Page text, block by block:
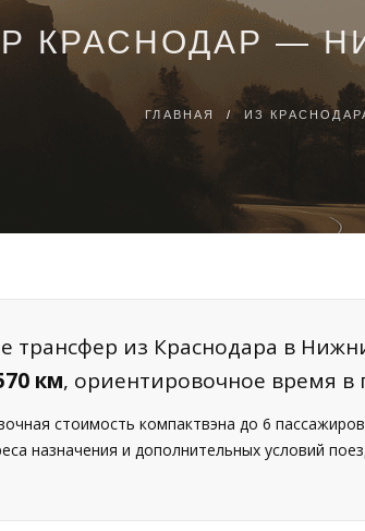
КРАСНОДАР —
ГЛАВНАЯ / ИЗ
трансфер из Краснодара в
км, ориентировочное время в
стоимость компактвэна до 6
назначения и дополнительных условий